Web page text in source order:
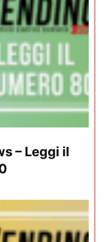
– Leggi il